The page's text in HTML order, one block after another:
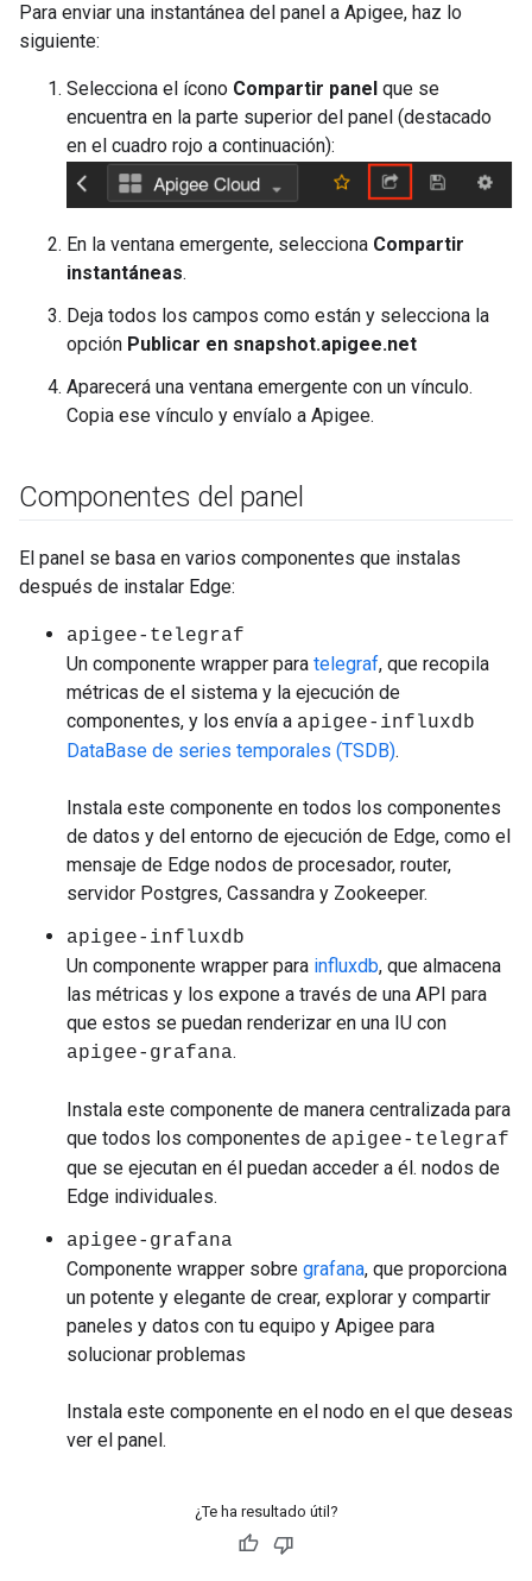
Para enviar una instantánea del panel a Apigee, haz lo
siguiente:
Selecciona el ícono Compartir panel que se
encuentra en la parte superior del panel (destacado
en el cuadro rojo a continuación):
En la ventana emergente, selecciona Compartir
instantáneas.
Deja todos los campos como están y selecciona la
opción Publicar en snapshot.apigee.net
Aparecerá una ventana emergente con un vínculo.
Copia ese vínculo y envíalo a Apigee.
Componentes del panel
El panel se basa en varios componentes que instalas
después de instalar Edge:
apigee-telegraf
Un componente wrapper para telegraf, que recopila
métricas de el sistema y la ejecución de
componentes, y los envía a apigee-influxdb
DataBase de series temporales (TSDB).
Instala este componente en todos los componentes
de datos y del entorno de ejecución de Edge, como el
mensaje de Edge nodos de procesador, router,
servidor Postgres, Cassandra y Zookeeper.
apigee-influxdb
Un componente wrapper para influxdb, que almacena
las métricas y los expone a través de una API para
que estos se puedan renderizar en una IU con
apigee-grafana.
Instala este componente de manera centralizada para
que todos los componentes de apigee-telegraf
que se ejecutan en él puedan acceder a él. nodos de
Edge individuales.
apigee-grafana
Componente wrapper sobre grafana, que proporciona
un potente y elegante de crear, explorar y compartir
paneles y datos con tu equipo y Apigee para
solucionar problemas
Instala este componente en el nodo en el que deseas
ver el panel.
¿Te ha resultado útil?